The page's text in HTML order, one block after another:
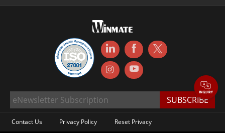
Contact Us Privacy Policy Reset Privacy